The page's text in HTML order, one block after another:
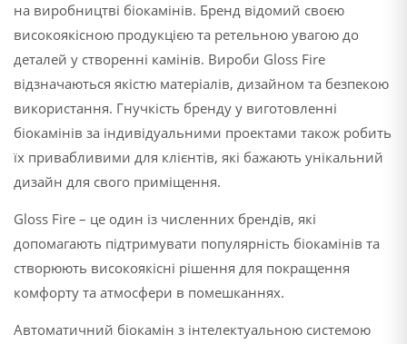
на виробництві біокамінів. Бренд відомий своєю
високоякісною продукцією та ретельною увагою до
деталей у створенні камінів. Вироби Gloss Fire
відзначаються якістю матеріалів, дизайном та безпекою
використання. Гнучкість бренду у виготовленні
біокамінів за індивідуальними проектами також робить
їх привабливими для клієнтів, які бажають унікальний
дизайн для свого приміщення.
Gloss Fire – це один із численних брендів, які
допомагають підтримувати популярність біокамінів та
створюють високоякісні рішення для покращення
комфорту та атмосфери в помешканнях.
Автоматичний біокамін з інтелектуальною системою